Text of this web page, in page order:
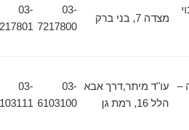
מצדה 7, בני ברק
7217800
7217801
עו"ד מיתר,דרך אבא
הלל 16, רמת גן
03-
6103100
6103111